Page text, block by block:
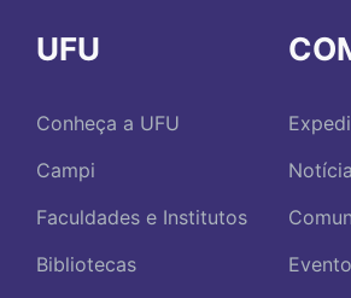
UFU
Conheça a UFU
Campi
Faculdades e Institutos
Bibliotecas